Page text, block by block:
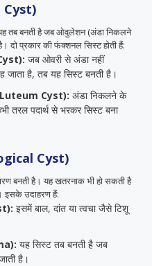
Cyst)
तब बनती है जब ओवुलेशन (अंडा निकलने
दो प्रकार की फंक्शनल सिस्ट होती हैं:
जब ओवरी से अंडा नहीं
जाता है, तब यह सिस्ट बनती है।
Luteum Cyst): अंडा निकलने के
तरल पदार्थ से भरकर सिस्ट बना
Cyst)
बनती है। यह खतरनाक भी हो सकती है
उदाहरण हैं:
इसमें बाल, दांत या त्वचा जैसे टिशू
यह सिस्ट तब बनती है जब
है।